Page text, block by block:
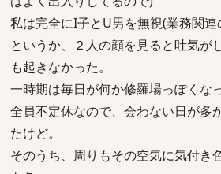
私は完全にI子とU男を無視(業務関連
というか、２人の顔を見ると吐気が
も起きなかった。
一時期は毎日が何か修羅場っぽくなっ
全員不定休なので、会わない日が多
たけど。
そのうち、周りもその空気に気付き